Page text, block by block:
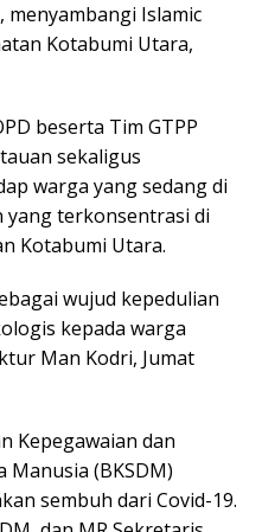
menyambangi Islamic
Kotabumi Utara,
beserta Tim GTPP
sekaligus
warga yang sedang di
yang terkonsentrasi di
Kotabumi Utara.
wujud kepedulian
kepada warga
Man Kodri, Jumat
Kepegawaian dan
Manusia (BKSDM)
sembuh dari Covid-19.